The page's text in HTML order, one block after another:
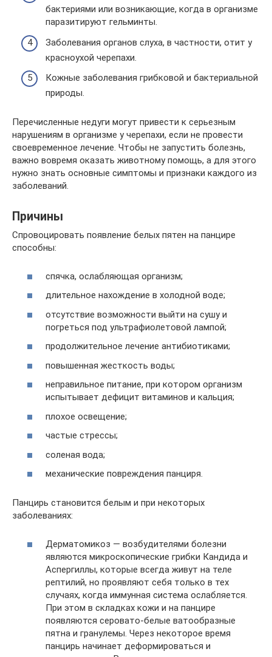
бактериями или возникающие, когда в организме
паразитируют гельминты.
Заболевания органов слуха, в частности, отит у
красноухой черепахи.
Кожные заболевания грибковой и бактериальной
природы.
Перечисленные недуги могут привести к серьезным
нарушениям в организме у черепахи, если не провести
своевременное лечение. Чтобы не запустить болезнь,
важно вовремя оказать животному помощь, а для этого
нужно знать основные симптомы и признаки каждого из
заболеваний.
Причины
Спровоцировать появление белых пятен на панцире
способны:
спячка, ослабляющая организм;
длительное нахождение в холодной воде;
отсутствие возможности выйти на сушу и
погреться под ультрафиолетовой лампой;
продолжительное лечение антибиотиками;
повышенная жесткость воды;
неправильное питание, при котором организм
испытывает дефицит витаминов и кальция;
плохое освещение;
частые стрессы;
соленая вода;
механические повреждения панциря.
Панцирь становится белым и при некоторых
заболеваниях:
Дерматомикоз — возбудителями болезни
являются микроскопические грибки Кандида и
Аспергиллы, которые всегда живут на теле
рептилий, но проявляют себя только в тех
случаях, когда иммунная система ослабляется.
При этом в складках кожи и на панцире
появляются серовато-белые ватообразные
пятна и гранулемы. Через некоторое время
панцирь начинает деформироваться и